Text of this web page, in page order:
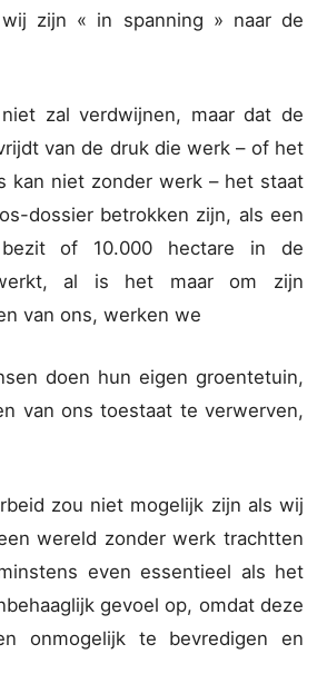
zijn « in spanning » naar de
zal verdwijnen, maar dat de
van de druk die werk – of het
kan niet zonder werk – het staat
dossier betrokken zijn, als een
bezit of 10.000 hectare in de
al is het maar om zijn
van ons, werken we
doen hun eigen groentetuin,
van ons toestaat te verwerven,
zou niet mogelijk zijn als wij
wereld zonder werk trachtten
even essentieel als het
gevoel op, omdat deze
onmogelijk te bevredigen en